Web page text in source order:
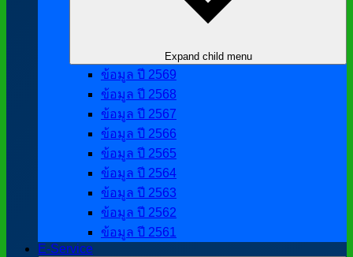
Expand child menu
ข้อมูล ปี 2569
ข้อมูล ปี 2568
ข้อมูล ปี 2567
ข้อมูล ปี 2566
ข้อมูล ปี 2565
ข้อมูล ปี 2564
ข้อมูล ปี 2563
ข้อมูล ปี 2562
ข้อมูล ปี 2561
E-Service